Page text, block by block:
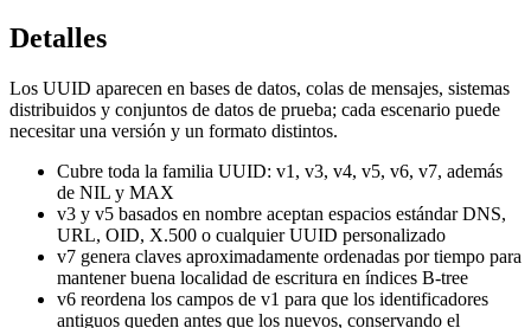
Detalles
Los UUID aparecen en bases de datos, colas de mensajes, sistemas
distribuidos y conjuntos de datos de prueba; cada escenario puede
necesitar una versión y un formato distintos.
Cubre toda la familia UUID: v1, v3, v4, v5, v6, v7, además
de NIL y MAX
v3 y v5 basados en nombre aceptan espacios estándar DNS,
URL, OID, X.500 o cualquier UUID personalizado
v7 genera claves aproximadamente ordenadas por tiempo para
mantener buena localidad de escritura en índices B-tree
v6 reordena los campos de v1 para que los identificadores
antiguos queden antes que los nuevos, conservando el